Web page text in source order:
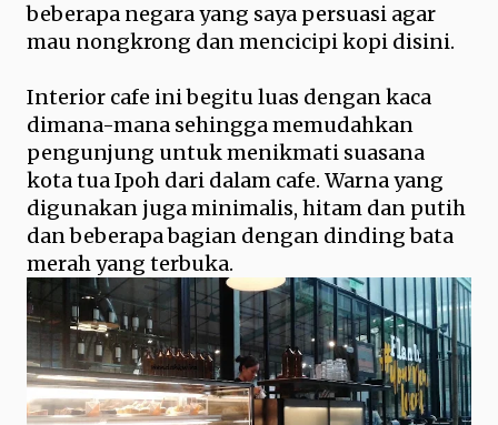
beberapa negara yang saya persuasi agar
mau nongkrong dan mencicipi kopi disini.
Interior cafe ini begitu luas dengan kaca
dimana-mana sehingga memudahkan
pengunjung untuk menikmati suasana
kota tua Ipoh dari dalam cafe. Warna yang
digunakan juga minimalis, hitam dan putih
dan beberapa bagian dengan dinding bata
merah yang terbuka.